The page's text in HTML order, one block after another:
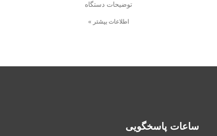
توضیحات دستگاه
اطلاعات بیشتر »
ساعات پاسخگویی